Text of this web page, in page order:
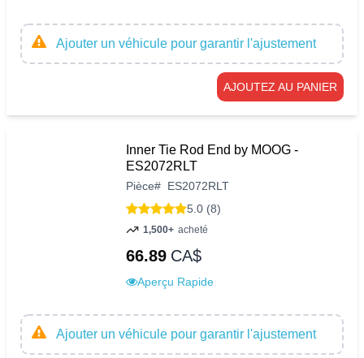
Ajouter un véhicule pour garantir l'ajustement
AJOUTEZ AU PANIER
Inner Tie Rod End by MOOG -
ES2072RLT
Pièce# ES2072RLT
5.0 (8)
1,500+ acheté
66.89 CA$
Aperçu Rapide
Ajouter un véhicule pour garantir l'ajustement